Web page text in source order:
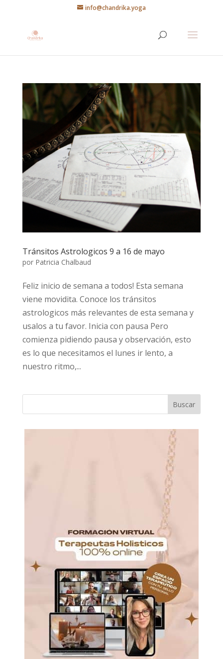
info@chandrika.yoga
Tránsitos Astrologicos 9 a 16 de mayo
por Patricia Chalbaud
Feliz inicio de semana a todos! Esta semana
viene movidita. Conoce los tránsitos
astrologicos más relevantes de esta semana y
usalos a tu favor. Inicia con pausa Pero
comienza pidiendo pausa y observación, esto
es lo que necesitamos el lunes ir lento, a
nuestro ritmo,...